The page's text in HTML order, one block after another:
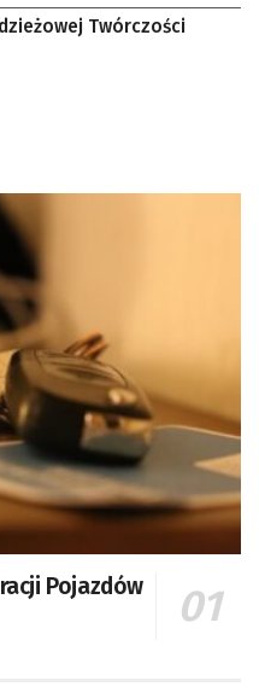
Twórczości
Pojazdów